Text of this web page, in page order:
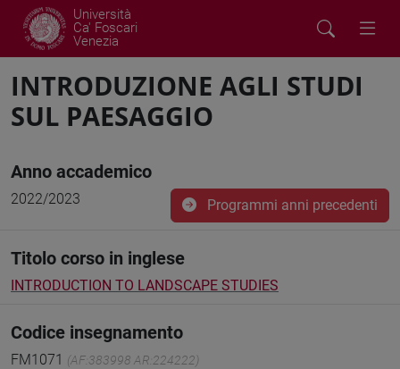
Università
Ca' Foscari
Venezia
INTRODUZIONE AGLI STUDI
SUL PAESAGGIO
Anno accademico
2022/2023 Programmi anni precedenti
Titolo corso in inglese
INTRODUCTION TO LANDSCAPE STUDIES
Codice insegnamento
FM1071 (AF:383998 AR:224222)